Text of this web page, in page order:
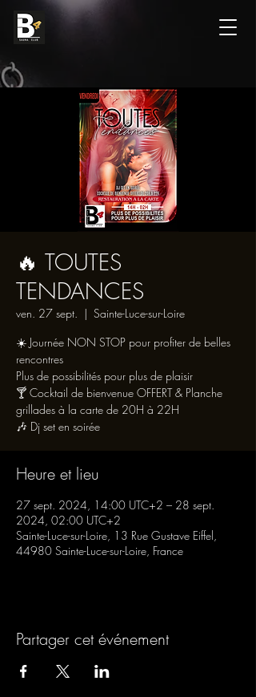
🔥 TOUTES
TENDANCES
ven. 27 sept.
  |
Sainte-Luce-sur-Loire
☀️ Journée NON STOP pour profiter de belles
rencontres
Plus de possibilités pour plus de plaisir
🍸 Cocktail de bienvenue OFFERT & Planche
grillades à la carte de 20H à 22H
🎶 Dj set en soirée
Heure et lieu
27 sept. 2024, 14:00 UTC+2 – 28 sept.
2024, 02:00 UTC+2
Sainte-Luce-sur-Loire, 13 Rue Gustave Eiffel,
44980 Sainte-Luce-sur-Loire, France
Partager cet événement